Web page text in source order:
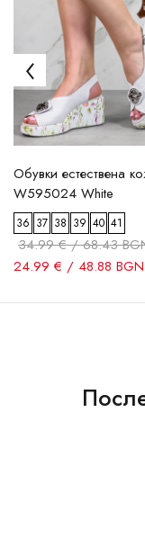
Обувки естествена
W595024 White
36 37 38 39 40 41
34.99 € / 68.43
24.99 € / 48.88 BGN